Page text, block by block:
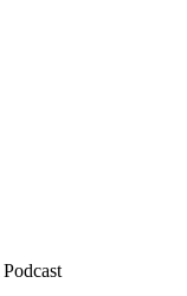
Podcast